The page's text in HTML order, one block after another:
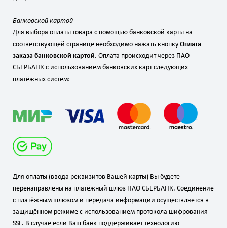
Банковской картой
Для выбора оплаты товара с помощью банковской карты на
соответствующей странице необходимо нажать кнопку Оплата
заказа банковской картой. Оплата происходит через ПАО
СБЕРБАНК с использованием банковских карт следующих
платёжных систем:
Для оплаты (ввода реквизитов Вашей карты) Вы будете
перенаправлены на платёжный шлюз ПАО СБЕРБАНК. Соединение
с платёжным шлюзом и передача информации осуществляется в
защищённом режиме с использованием протокола шифрования
SSL. В случае если Ваш банк поддерживает технологию